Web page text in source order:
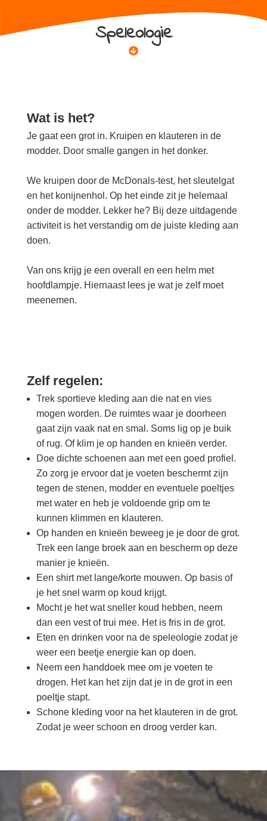
Speleologie
Wat is het?
Je gaat een grot in. Kruipen en klauteren in de
modder. Door smalle gangen in het donker.
We kruipen door de McDonals-test, het sleutelgat
en het konijnenhol. Op het einde zit je helemaal
onder de modder. Lekker he? Bij deze uitdagende
activiteit is het verstandig om de juiste kleding aan
doen.
Van ons krijg je een overall en een helm met
hoofdlampje. Hiernaast lees je wat je zelf moet
meenemen.
Zelf regelen:
Trek sportieve kleding aan die nat en vies
mogen worden. De ruimtes waar je doorheen
gaat zijn vaak nat en smal. Soms lig op je buik
of rug. Of klim je op handen en knieën verder.
Doe dichte schoenen aan met een goed profiel.
Zo zorg je ervoor dat je voeten beschermt zijn
tegen de stenen, modder en eventuele poeltjes
met water en heb je voldoende grip om te
kunnen klimmen en klauteren.
Op handen en knieën beweeg je je door de grot.
Trek een lange broek aan en bescherm op deze
manier je knieën.
Een shirt met lange/korte mouwen. Op basis of
je het snel warm op koud krijgt.
Mocht je het wat sneller koud hebben, neem
dan een vest of trui mee. Het is fris in de grot.
Eten en drinken voor na de speleologie zodat je
weer een beetje energie kan op doen.
Neem een handdoek mee om je voeten te
drogen. Het kan het zijn dat je in de grot in een
poeltje stapt.
Schone kleding voor na het klauteren in de grot.
Zodat je weer schoon en droog verder kan.